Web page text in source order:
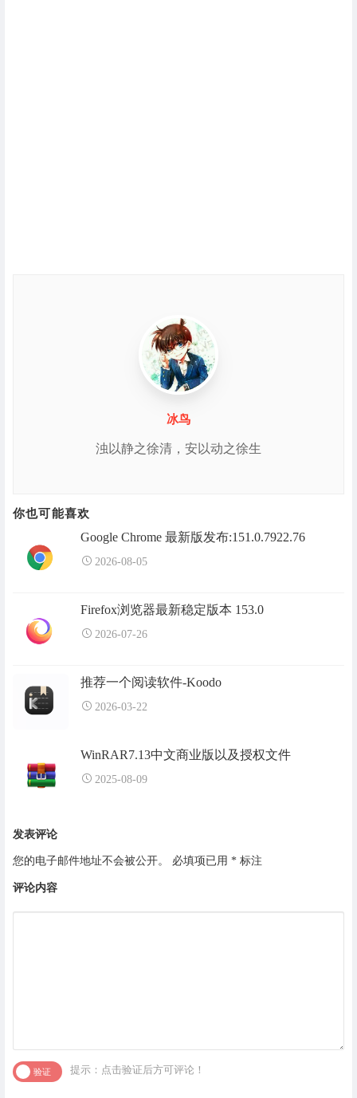
冰鸟
浊以静之徐清，安以动之徐生
你也可能喜欢
Google Chrome 最新版发布:151.0.7922.76
2026-08-05
Firefox浏览器最新稳定版本 153.0
2026-07-26
推荐一个阅读软件-Koodo
2026-03-22
WinRAR7.13中文商业版以及授权文件
2025-08-09
发表评论
您的电子邮件地址不会被公开。 必填项已用 * 标注
评论内容
提示：点击验证后方可评论！